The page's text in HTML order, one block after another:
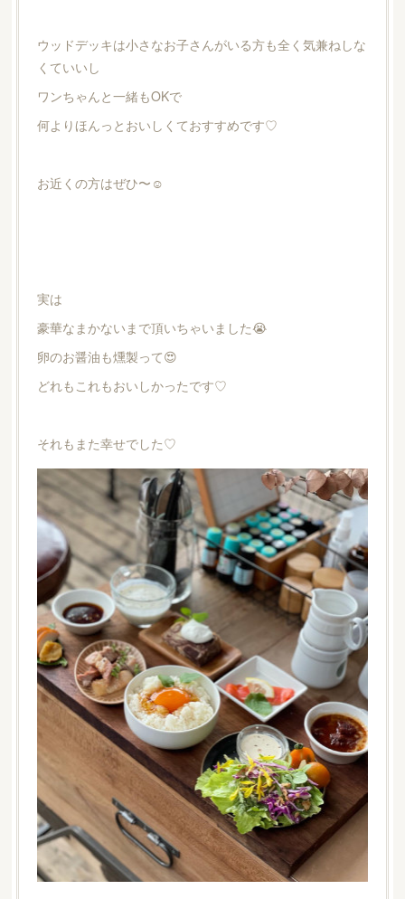
ウッドデッキは小さなお子さんがいる方も全く気兼ねしな
くていいし
ワンちゃんと一緒もOKで
何よりほんっとおいしくておすすめです♡
お近くの方はぜひ〜☺︎
実は
豪華なまかないまで頂いちゃいました😭
卵のお醤油も燻製って😍
どれもこれもおいしかったです♡
それもまた幸せでした♡